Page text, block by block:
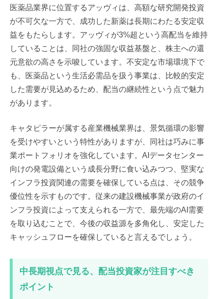
医薬品業界に位置するアッヴィは、高額な研究開発投資
が不可欠な一方で、成功した新薬は長期にわたる安定収
益をもたらします。アッヴィが3%超という高配当を維持
していることは、同社の強固な収益基盤と、株主への還
元意欲の高さを示唆しています。不安定な市場環境下で
も、医薬品という生活必需品を扱う事業は、比較的安定
した需要が見込めるため、配当の継続性という点で魅力
があります。
キャタピラーが属する産業機械業界は、景気循環の影響
を受けやすいという特性がありますが、同社は巧みに事
業ポートフォリオを強化しています。AIデータセンター
向けの発電設備という成長分野に食い込みつつ、堅実な
インフラ投資関連の需要を確保している点は、その競争
優位性を示すものです。従来の建設機械事業が政府のイ
ンフラ投資によって支えられる一方で、最先端のAI需要
を取り込むことで、今後の収益源を多角化し、安定した
キャッシュフローを確保していると言えるでしょう。
中長期視点で見る、配当投資家が注目すべき
ポイント